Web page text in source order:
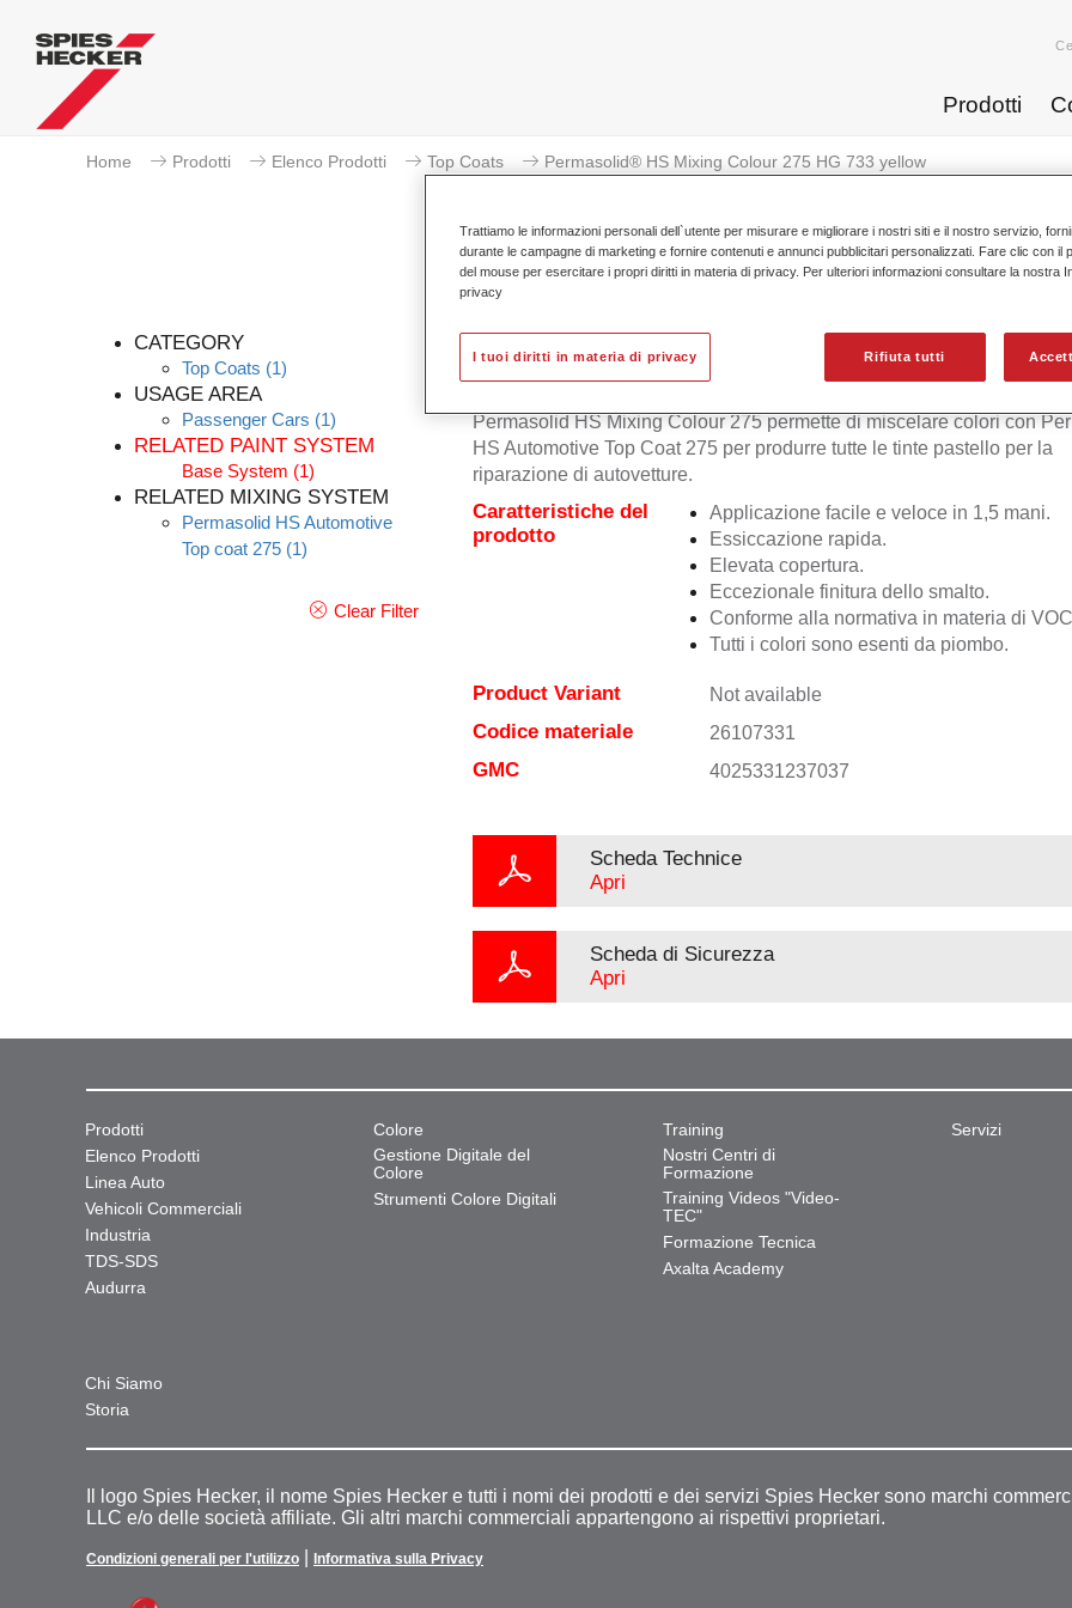
Prodotti
Home Prodotti Elenco Prodotti Top Coats Permasolid® HS Mixing Colour 275 HG 733 yellow
CATEGORY
Top Coats (1)
USAGE AREA
Passenger Cars (1)
RELATED PAINT SYSTEM
Base System (1)
RELATED MIXING SYSTEM
Permasolid HS Automotive
Top coat 275 (1)
Clear Filter
Permasolid HS Mixing Colour 275 permette di miscelare colori con
HS Automotive Top Coat 275 per produrre tutte le tinte pastello per la
riparazione di autovetture.
Caratteristiche del
prodotto
Applicazione facile e veloce in 1,5 mani.
Essiccazione rapida.
Elevata copertura.
Eccezionale finitura dello smalto.
Conforme alla normativa in materia di
Tutti i colori sono esenti da piombo.
Product Variant Not available
Codice materiale 26107331
GMC 4025331237037
Scheda Technice
Apri
Scheda di Sicurezza
Apri
Prodotti
Elenco Prodotti
Linea Auto
Vehicoli Commerciali
Industria
TDS-SDS
Audurra
Colore
Gestione Digitale del
Colore
Strumenti Colore Digitali
Training
Nostri Centri di
Formazione
Training Videos "Video-
TEC"
Formazione Tecnica
Axalta Academy
Servizi
Chi Siamo
Storia
Il logo Spies Hecker, il nome Spies Hecker e tutti i nomi dei prodotti e dei servizi Spies Hecker sono marchi
LLC e/o delle società affiliate. Gli altri marchi commerciali appartengono ai rispettivi proprietari.
Condizioni generali per l'utilizzo Informativa sulla Privacy
Trattiamo le informazioni personali dell`utente per misurare e migliorare i nostri siti e il nostro servizio,
durante le campagne di marketing e fornire contenuti e annunci pubblicitari personalizzati. Fare clic con il
del mouse per esercitare i propri diritti in materia di privacy. Per ulteriori informazioni consultare la nostra
privacy
Rifiuta tutti
I tuoi diritti in materia di privacy